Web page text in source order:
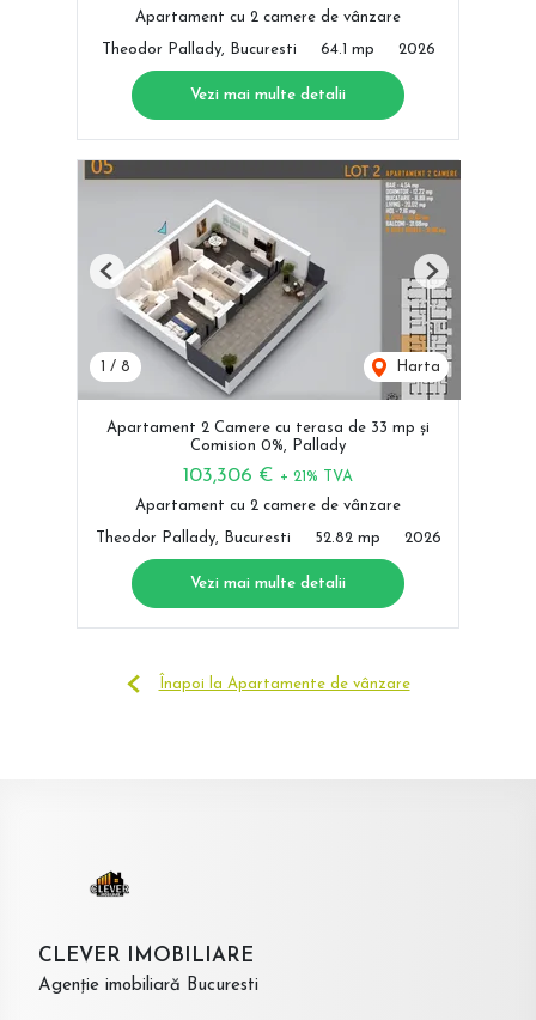
Apartament cu 2 camere de vânzare
Theodor Pallady, Bucuresti 64.1 mp 2026
Vezi mai multe detalii
1 / 8 Harta
Previous Next
Apartament 2 Camere cu terasa de 33 mp și
Comision 0%, Pallady
103,306 € + 21% TVA
Apartament cu 2 camere de vânzare
Theodor Pallady, Bucuresti 52.82 mp 2026
Vezi mai multe detalii
Înapoi la Apartamente de vânzare
CLEVER IMOBILIARE
Agenție imobiliară Bucuresti